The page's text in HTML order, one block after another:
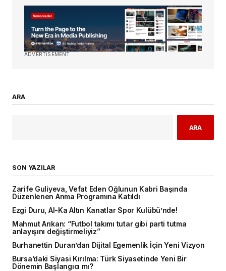
ADVERTISEMENT
ARA
ARA
SON YAZILAR
Zarife Guliyeva, Vefat Eden Oğlunun Kabri Başında
Düzenlenen Anma Programına Katıldı
Ezgi Duru, Al-Ka Altın Kanatlar Spor Kulübü’nde!
Mahmut Arıkan: “Futbol takımı tutar gibi parti tutma
anlayışını değiştirmeliyiz”
Burhanettin Duran’dan Dijital Egemenlik İçin Yeni Vizyon
Bursa’daki Siyasi Kırılma: Türk Siyasetinde Yeni Bir
Dönemin Başlangıcı mı?